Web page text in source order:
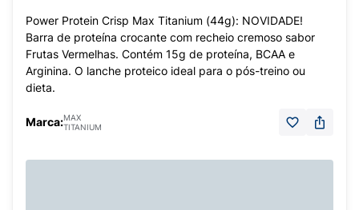
Power Protein Crisp Max Titanium (44g): NOVIDADE!
Barra de proteína crocante com recheio cremoso sabor
Frutas Vermelhas. Contém 15g de proteína, BCAA e
Arginina. O lanche proteico ideal para o pós-treino ou
dieta.
Marca:MAX
TITANIUM